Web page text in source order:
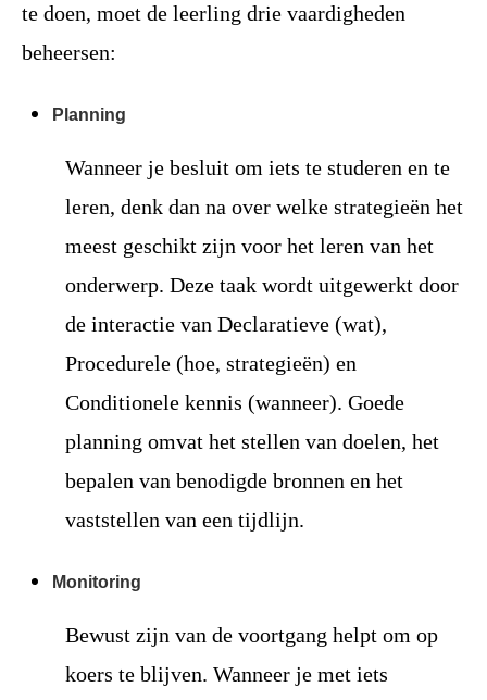
te doen, moet de leerling drie vaardigheden
beheersen:
Planning
Wanneer je besluit om iets te studeren en te
leren, denk dan na over welke strategieën het
meest geschikt zijn voor het leren van het
onderwerp. Deze taak wordt uitgewerkt door
de interactie van Declaratieve (wat),
Procedurele (hoe, strategieën) en
Conditionele kennis (wanneer). Goede
planning omvat het stellen van doelen, het
bepalen van benodigde bronnen en het
vaststellen van een tijdlijn.
Monitoring
Bewust zijn van de voortgang helpt om op
koers te blijven. Wanneer je met iets